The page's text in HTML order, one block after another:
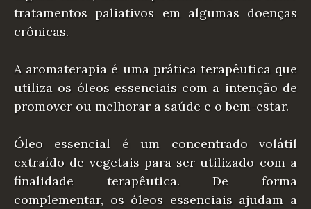
tratamentos paliativos em algumas doenças
crônicas.
A aromaterapia é uma prática terapêutica que
utiliza os óleos essenciais com a intenção de
promover ou melhorar a saúde e o bem-estar.
Óleo essencial é um concentrado volátil
extraído de vegetais para ser utilizado com a
finalidade terapêutica. De forma
complementar, os óleos essenciais ajudam a